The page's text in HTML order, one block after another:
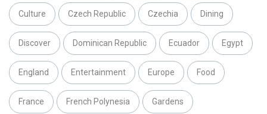
Culture Czech Republic Czechia Dining
Discover Dominican Republic Ecuador Egypt
England Entertainment Europe Food
France French Polynesia Gardens